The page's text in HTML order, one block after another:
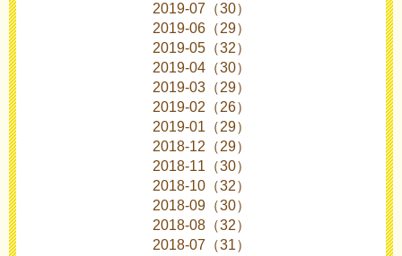
2019-07（30）
2019-06（29）
2019-05（32）
2019-04（30）
2019-03（29）
2019-02（26）
2019-01（29）
2018-12（29）
2018-11（30）
2018-10（32）
2018-09（30）
2018-08（32）
2018-07（31）